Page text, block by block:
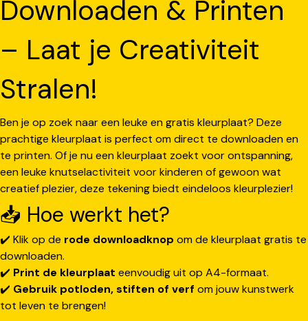
Downloaden & Printen
– Laat je Creativiteit
Stralen!
Ben je op zoek naar een leuke en gratis kleurplaat? Deze
prachtige kleurplaat is perfect om direct te downloaden en
te printen. Of je nu een kleurplaat zoekt voor ontspanning,
een leuke knutselactiviteit voor kinderen of gewoon wat
creatief plezier, deze tekening biedt eindeloos kleurplezier!
📥 Hoe werkt het?
✔️ Klik op de rode downloadknop om de kleurplaat gratis te
downloaden.
✔️ Print de kleurplaat eenvoudig uit op A4-formaat.
✔️ Gebruik potloden, stiften of verf om jouw kunstwerk
tot leven te brengen!